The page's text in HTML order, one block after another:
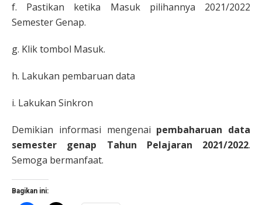
f. Pastikan ketika Masuk pilihannya 2021/2022
Semester Genap.
g. Klik tombol Masuk.
h. Lakukan pembaruan data
i. Lakukan Sinkron
Demikian informasi mengenai pembaharuan data
semester genap Tahun Pelajaran 2021/2022.
Semoga bermanfaat.
Bagikan ini: